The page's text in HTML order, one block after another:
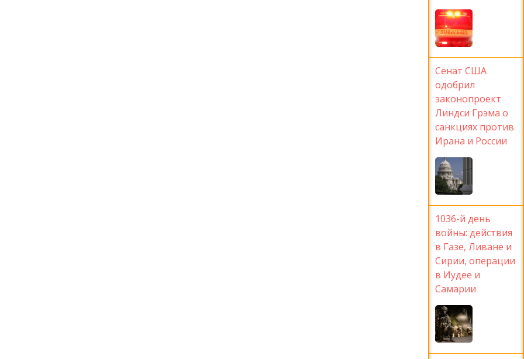
Сенат США
одобрил
законопроект
Линдси Грэма о
санкциях против
Ирана и России
1036-й день
войны: действия
в Газе, Ливане и
Сирии, операции
в Иудее и
Самарии